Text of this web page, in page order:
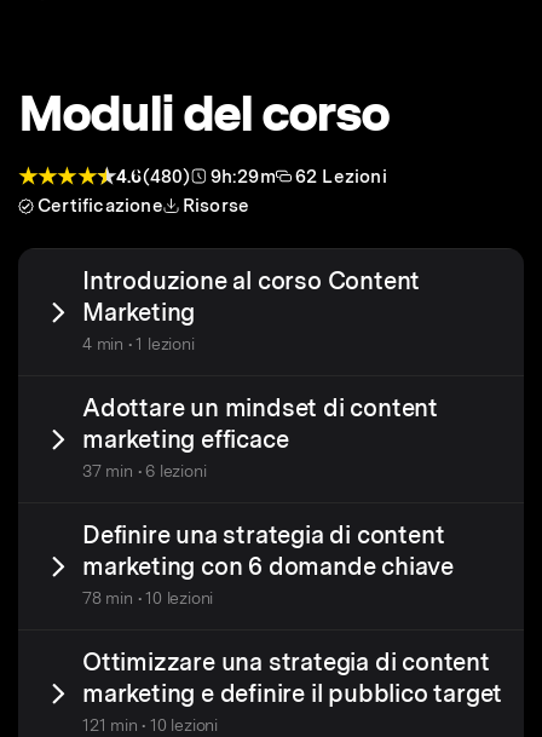
Moduli del corso
4.6(480) 9h:29m
62 Lezioni
Certificazione
Risorse
Introduzione al corso Content
Marketing
4 min • 1 lezioni
Adottare un mindset di content
marketing efficace
37 min • 6 lezioni
Definire una strategia di content
marketing con 6 domande chiave
78 min • 10 lezioni
Ottimizzare una strategia di content
marketing e definire il pubblico target
121 min • 10 lezioni